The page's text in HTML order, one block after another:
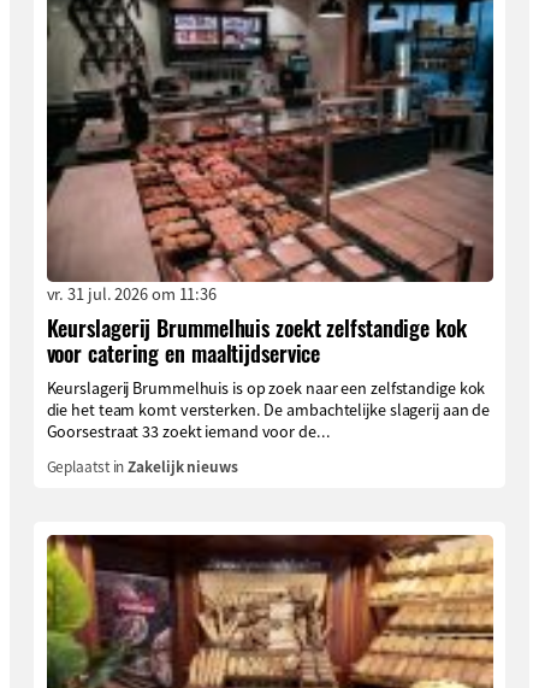
vr. 31 jul. 2026 om 11:36
Keurslagerij Brummelhuis zoekt zelfstandige kok
voor catering en maaltijdservice
Keurslagerij Brummelhuis is op zoek naar een zelfstandige kok
die het team komt versterken. De ambachtelijke slagerij aan de
Goorsestraat 33 zoekt iemand voor de...
Geplaatst inZakelijk nieuws